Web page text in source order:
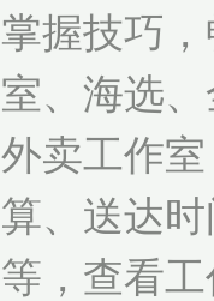
掌握技巧
室、海选
外卖工作
算、送达
等，查看